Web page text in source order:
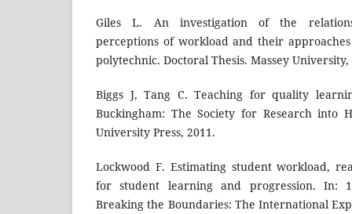
Giles L. An investigation of the
perceptions of workload and their
polytechnic. Doctoral Thesis. Massey
Biggs J, Tang C. Teaching for quality
Buckingham: The Society for Research into
University Press, 2011.
Lockwood F. Estimating student workload,
for student learning and progression. In:
Breaking the Boundaries: The International